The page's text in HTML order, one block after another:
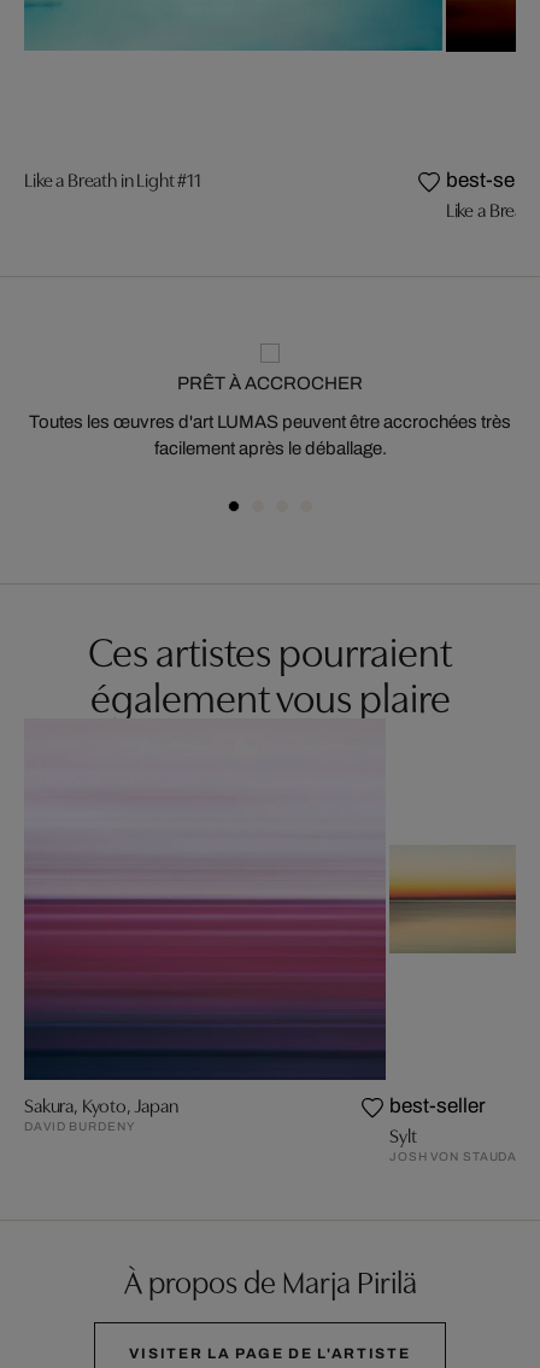
Like a Breath in Light #11 best-
Like a
PRÊT À ACCROCHER
Toutes les œuvres d'art LUMAS peuvent être accrochées très
facilement après le déballage.
Ces artistes pourraient
également vous plaire
Sakura, Kyoto, Japan
DAVID BURDENY
best-seller
Sylt
JOSH VON STAUDACH
À propos de Marja Pirilä
VISITER LA PAGE DE L'ARTISTE